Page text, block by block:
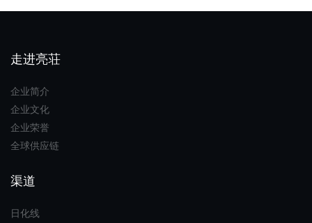
走进亮荘
企业简介
企业文化
企业荣誉
全球供应链
渠道
日化线